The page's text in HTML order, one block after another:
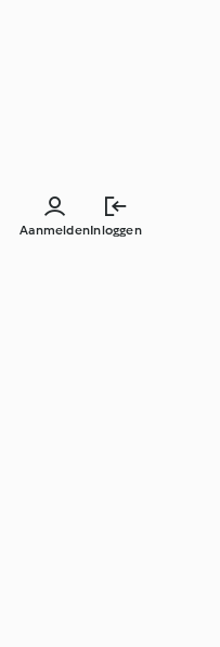
AanmeldenInloggen